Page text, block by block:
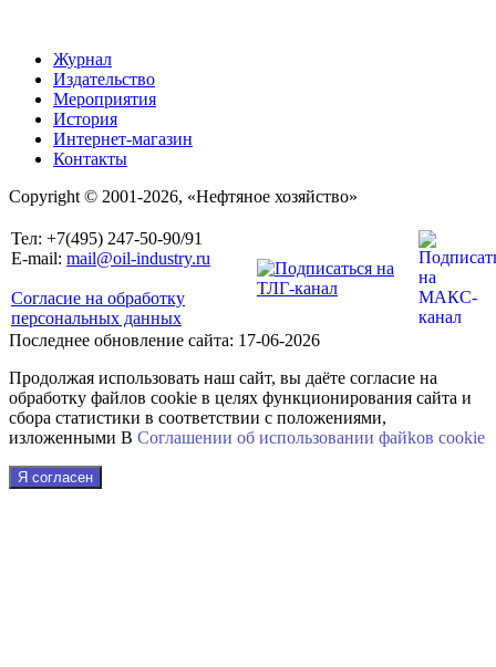
Журнал
Издательство
Мероприятия
История
Интернет-магазин
Контакты
Copyright © 2001-2026, «Нефтяное хозяйство»
Тел: +7(495) 247-50-90/91
E-mail: mail@oil-industry.ru
Согласие на обработку
персональных данных
Последнее обновление сайта: 17-06-2026
Продолжая использовать наш сайт, вы даёте согласие на
обработку файлов cookie в целях функционирования сайта и
сбора статистики в соответствии с положениями,
изложенными В Соглашении об использовании файkов cookie
Я согласен